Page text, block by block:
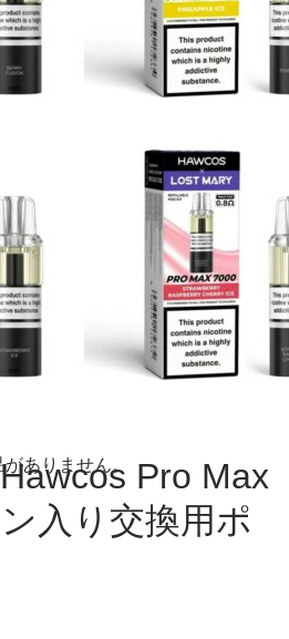
額：
ありません。
Pro Max
入り交換用ポ